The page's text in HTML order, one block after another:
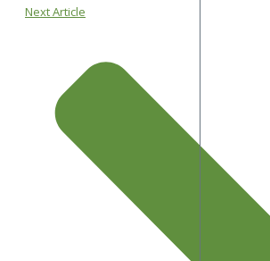
Next Article